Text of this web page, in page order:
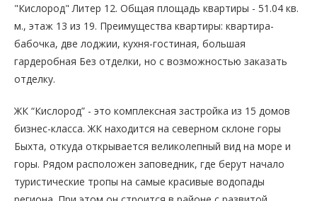
"Кислород" Литер 12. Общая площадь квартиры - 51.04 кв.
м., этаж 13 из 19. Преимущества квартиры: квартира-
бабочка, две лоджии, кухня-гостиная, большая
гардеробная Без отделки, но с возможностью заказать
отделку.
ЖК “Кислород” - это комплексная застройка из 15 домов
бизнес-класса. ЖК находится на северном склоне горы
Быхта, откуда открывается великолепный вид на море и
горы. Рядом расположен заповедник, где берут начало
туристические тропы на самые красивые водопады